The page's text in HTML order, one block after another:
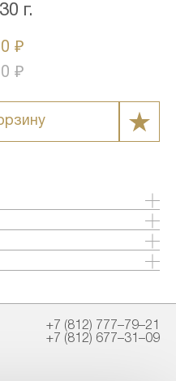
г.
₽
₽
+7 (812) 777–79–21
+7 (812) 677–31–09